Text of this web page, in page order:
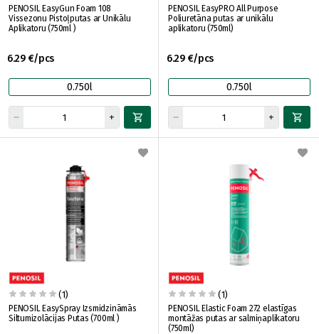
PENOSIL EasyGun Foam 108
Vissezonu Pistoļputas ar Unikālu
Aplikatoru (750ml )
6.29 €/pcs
0.750l
PENOSIL EasyPRO All Purpose
Poliuretāna putas ar unikālu
aplikatoru (750ml)
6.29 €/pcs
0.750l
(1)
PENOSIL EasySpray Izsmidzināmās
Siltumizolācijas Putas (700ml )
(1)
PENOSIL Elastic Foam 272 elastīgas
montāžas putas ar salmiņaplikatoru
(750ml)